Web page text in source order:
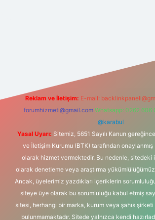
Reklam ve İletişim: E-mail:
forumhizmeti@gmail.com Whatsapp: 0262 606
@karabul
Yasal Uyarı: Sitemiz, 5651 Sayılı Kanun
ve İletişim Kurumu (BTK) tarafından onaylanmış
olarak hizmet vermektedir. Bu nedenle,
olarak denetleme veya araştırma
Ancak, üyelerimiz yazdıkları içeriklerin
siteye üye olarak bu sorumluluğu kabul etmiş
sitesi, herhangi bir marka, kurum veya şahıs şirketi
bulunmamaktadır. Sitede yalnızca kendi